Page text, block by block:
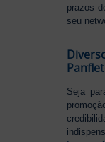
prazos
seu
Seja